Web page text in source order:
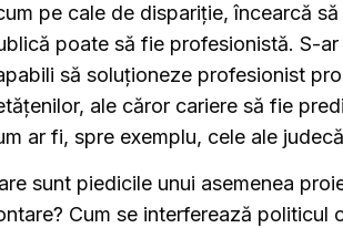
pe cale de dispariție, încearcă
poate să fie profesionistă. S-
să soluționeze profesionist
ale căror cariere să fie
ar fi, spre exemplu, cele ale
sunt piedicile unui asemenea
Cum se interferează politicul